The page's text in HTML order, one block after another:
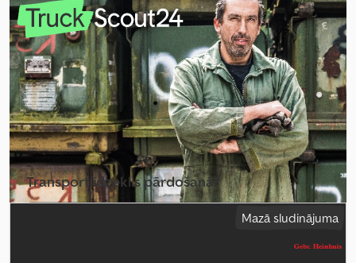
Transportlīdzeklis pārdošanā?
Mazā sludinājuma